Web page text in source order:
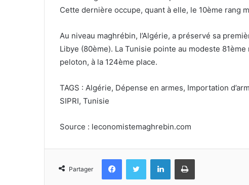
Cette dernière occupe, quant à elle, le 10ème rang
Au niveau maghrébin, l’Algérie, a préservé sa
Libye (80ème). La Tunisie pointe au modeste
peloton, à la 124ème place.
TAGS : Algérie, Dépense en armes, Importation
SIPRI, Tunisie
Source : leconomistemaghrebin.com
Partager
FacebookTwitter LinkedinImprimer